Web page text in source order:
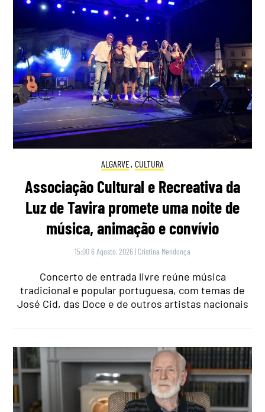
ALGARVE, CULTURA
Associação Cultural e Recreativa da
Luz de Tavira promete uma noite de
música, animação e convívio
15:00 6 Agosto, 2026 | Cristina Mendonça
Concerto de entrada livre reúne música
tradicional e popular portuguesa, com temas de
José Cid, das Doce e de outros artistas nacionais